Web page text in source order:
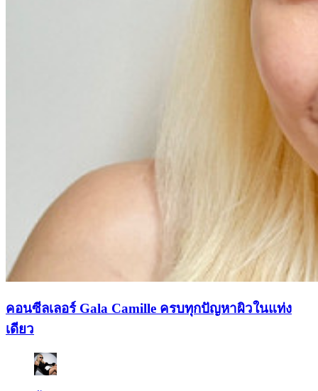
คอนซีลเลอร์ Gala Camille ครบทุกปัญหาผิวในแท่ง
เดียว